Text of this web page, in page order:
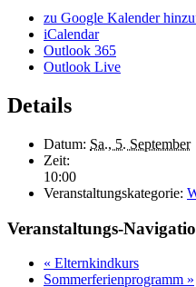
zu Google Kalender
iCalendar
Outlook 365
Outlook Live
Details
Datum: Sa., 5. September
Zeit:
10:00
Veranstaltungskategorie:
Veranstaltungs-
« Elternkindkurs
Sommerferienprogramm »